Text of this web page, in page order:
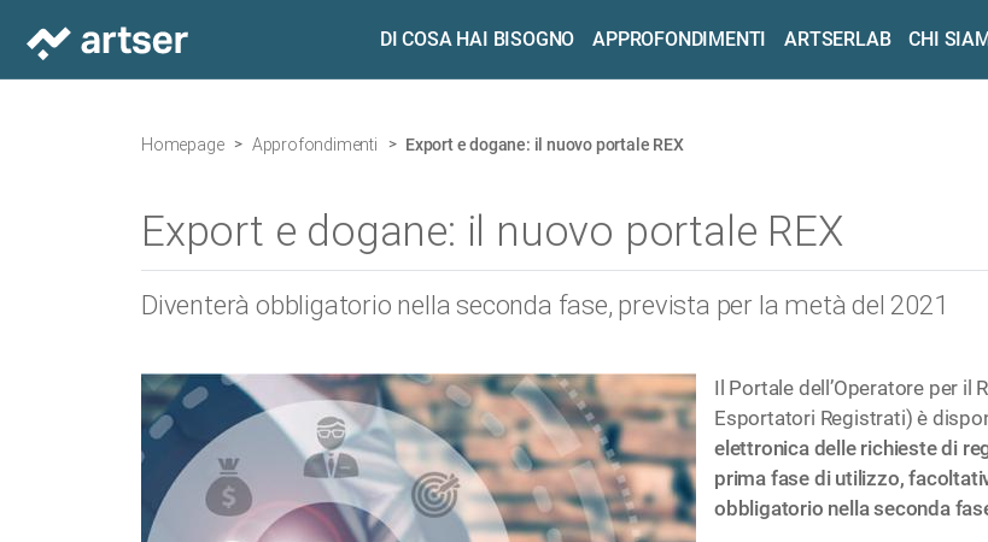
DI COSA HAI BISOGNO APPROFONDIMENTI ARTSERLAB CHI
Homepage Approfondimenti Export e dogane: il nuovo portale REX
Export e dogane: il nuovo portale REX
Diventerà obbligatorio nella seconda fase, prevista per la metà del 2021
Il Portale dell’Operatore per il
Esportatori Registrati) è
elettronica delle richieste di
prima fase di utilizzo,
obbligatorio nella seconda